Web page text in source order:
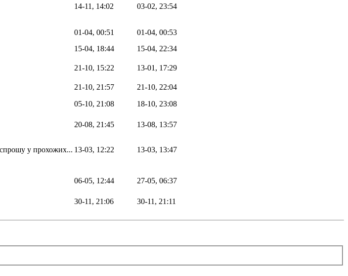
14-11, 14:02 03-02, 23:54
01-04, 00:51
01-04, 00:53
15-04, 18:44 15-04, 22:34
21-10, 15:22 13-01, 17:29
21-10, 21:57 21-10, 22:04
05-10, 21:08 18-10, 23:08
20-08, 21:45 13-08, 13:57
у прохожих... 13-03, 12:22 13-03, 13:47
06-05, 12:44 27-05, 06:37
30-11, 21:06 30-11, 21:11